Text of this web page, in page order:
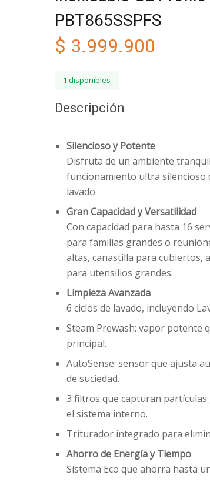
Licuadoras de inmersión
Major Kitchenaid
Samsung
Tognana
Whirlpool
PBT865SSPFS
$ 3.999.900
1 disponibles
Descripción
Silencioso y Potente
Disfruta de un ambiente
funcionamiento ultra silencioso
lavado.
Gran Capacidad y Versatilidad
Con capacidad para hasta 16
para familias grandes o
altas, canastilla para cubiertos,
para utensilios grandes.
Limpieza Avanzada
6 ciclos de lavado, incluyendo
Steam Prewash: vapor potente
principal.
AutoSense: sensor que ajusta
de suciedad.
3 filtros que capturan
el sistema interno.
Triturador integrado para
Ahorro de Energía y Tiempo
Sistema Eco que ahorra hasta